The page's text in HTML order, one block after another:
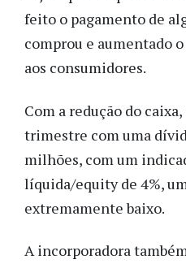
feito o pagamento de
comprou e aumentado
aos consumidores.
Com a redução do
trimestre com uma
milhões, com um
líquida/equity de 4%,
extremamente baixo.
A incorporadora